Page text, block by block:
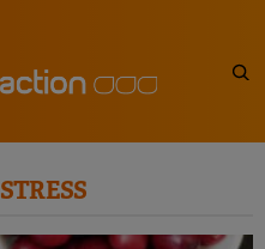
STRESS